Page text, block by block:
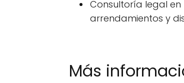
Consultoría legal
arrendamientos y
Más